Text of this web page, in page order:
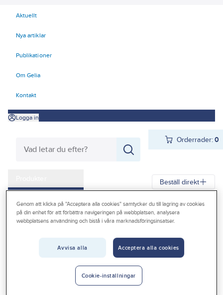
Aktuellt
Nya artiklar
Publikationer
Om Gelia
Kontakt
Logga in
Orderrader:0
Outlet
Guider & inspiration
Beställ direkt
Gelia Produkter Teknisk isolering Mineralull
Rörskålar
Rörskålar HVAC
ROCKWOOL
Rörskål
Rockwool
800 alu-
Genom att klicka på "Acceptera alla cookies" samtycker du till lagring av cookies
på din enhet för att förbättra navigeringen på webbplatsen, analysera
webbplatsens användning och bistå i våra marknadsföringsinsatser.
Avvisa alla Acceptera alla cookies
Cookie-inställningar